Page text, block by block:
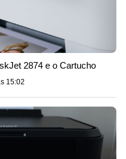
2874 e o Cartucho
15:02